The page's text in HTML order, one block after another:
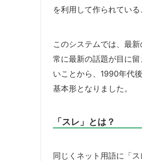
を利用して作られている
このシステムでは、最
常に最新の話題が目に
いことから、1990年代
基本形となりました。
「スレ」とは？
同じくネット用語に「